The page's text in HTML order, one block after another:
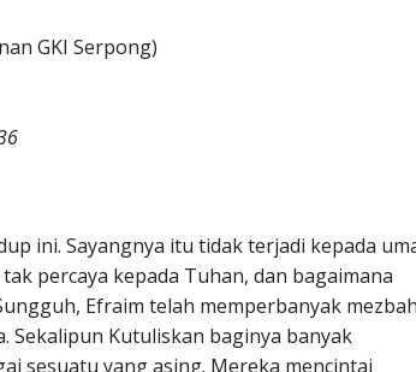
GKI Serpong)
ini. Sayangnya itu tidak terjadi kepada
percaya kepada Tuhan, dan bagaimana
Efraim telah memperbanyak
Sekalipun Kutuliskan baginya banyak
sesuatu yang asing. Mereka mencintai